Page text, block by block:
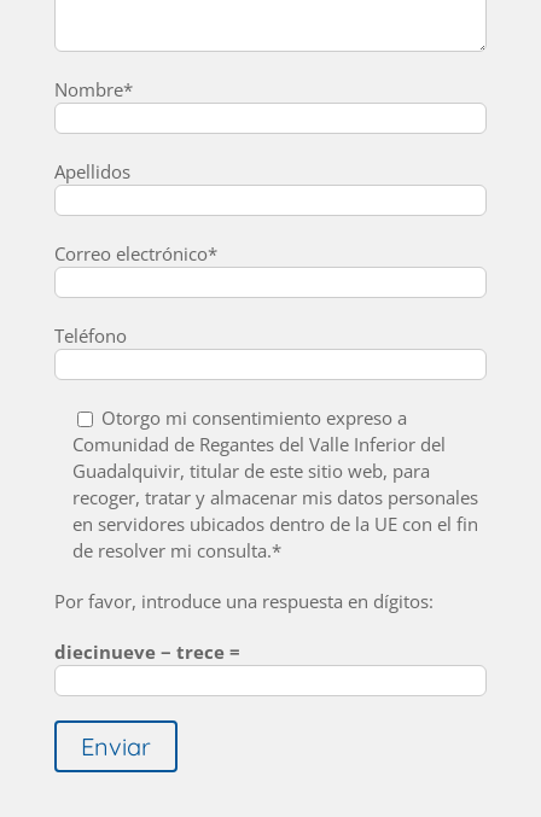
Nombre*
Apellidos
Correo electrónico*
Teléfono
Otorgo mi consentimiento expreso a
Comunidad de Regantes del Valle Inferior del
Guadalquivir, titular de este sitio web, para
recoger, tratar y almacenar mis datos personales
en servidores ubicados dentro de la UE con el fin
de resolver mi consulta.*
Por favor, introduce una respuesta en dígitos:
diecinueve − trece =